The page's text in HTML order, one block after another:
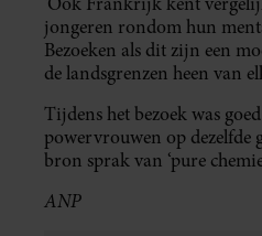
jongeren rondom hun
Bezoeken als dit zijn een
de landsgrenzen heen van
Tijdens het bezoek was
powervrouwen op dezelfde
bron sprak van ‘pure
ANP